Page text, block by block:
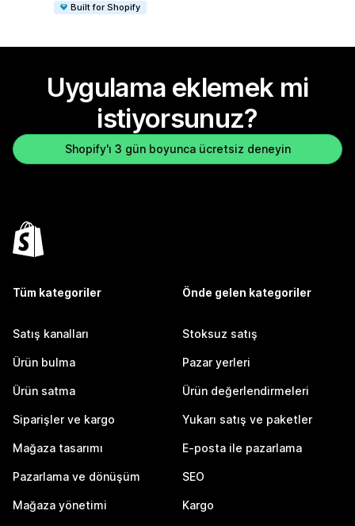
Built for Shopify
Uygulama eklemek mi
istiyorsunuz?
Shopify'ı 3 gün boyunca ücretsiz deneyin
Tüm kategoriler
Satış kanalları
Ürün bulma
Ürün satma
Siparişler ve kargo
Mağaza tasarımı
Pazarlama ve dönüşüm
Mağaza yönetimi
Önde gelen kategoriler
Stoksuz satış
Pazar yerleri
Ürün değerlendirmeleri
Yukarı satış ve paketler
E-posta ile pazarlama
SEO
Kargo